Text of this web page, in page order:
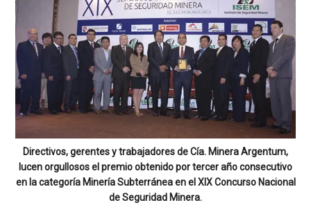
Directivos, gerentes y trabajadores de Cía. Minera Argentum,
lucen orgullosos el premio obtenido por tercer año consecutivo
en la categoría Minería Subterránea en el XIX Concurso Nacional
de Seguridad Minera.